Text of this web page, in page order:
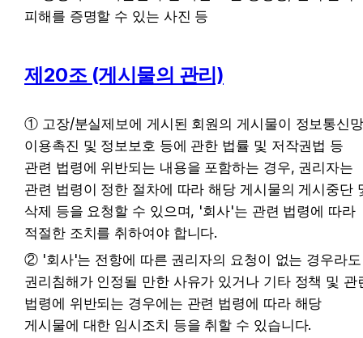
피해를 증명할 수 있는 사진 등
제20조 (게시물의 관리)
① 고장/분실제보에 게시된 회원의 게시물이 정보통신
이용촉진 및 정보보호 등에 관한 법률 및 저작권법 등
관련 법령에 위반되는 내용을 포함하는 경우, 권리자는
관련 법령이 정한 절차에 따라 해당 게시물의 게시중단
삭제 등을 요청할 수 있으며, '회사'는 관련 법령에 따라
적절한 조치를 취하여야 합니다.
② '회사'는 전항에 따른 권리자의 요청이 없는 경우라도
권리침해가 인정될 만한 사유가 있거나 기타 정책 및 관
법령에 위반되는 경우에는 관련 법령에 따라 해당
게시물에 대한 임시조치 등을 취할 수 있습니다.